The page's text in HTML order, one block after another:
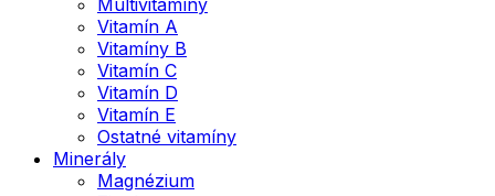
Vitamín A
Vitamíny B
Vitamín C
Vitamín D
Vitamín E
Ostatné vitamíny
Minerály
Magnézium